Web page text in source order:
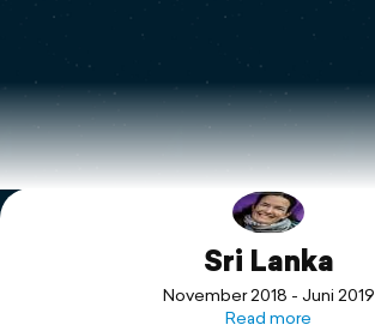
Print a book
Flyover video
Explore
Sri Lanka
November 2018 - Juni 2019
Read more